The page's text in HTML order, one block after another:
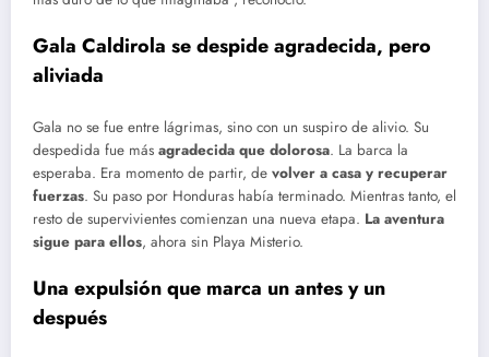
Gala Caldirola se despide agradecida, pero
aliviada
Gala no se fue entre lágrimas, sino con un suspiro de alivio. Su
despedida fue más agradecida que dolorosa. La barca la
esperaba. Era momento de partir, de volver a casa y recuperar
fuerzas. Su paso por Honduras había terminado. Mientras tanto, el
resto de supervivientes comienzan una nueva etapa. La aventura
sigue para ellos, ahora sin Playa Misterio.
Una expulsión que marca un antes y un
después